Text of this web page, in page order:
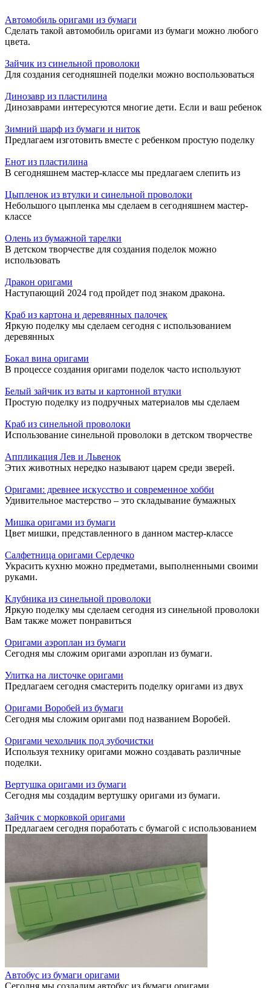
Автомобиль оригами из бумаги
Сделать такой автомобиль оригами из бумаги можно любого
цвета.
Зайчик из синельной проволоки
Для создания сегодняшней поделки можно воспользоваться
Динозавр из пластилина
Динозаврами интересуются многие дети. Если и ваш ребенок
Зимний шарф из бумаги и ниток
Предлагаем изготовить вместе с ребенком простую поделку
Енот из пластилина
В сегодняшнем мастер-классе мы предлагаем слепить из
Цыпленок из втулки и синельной проволоки
Небольшого цыпленка мы сделаем в сегодняшнем мастер-
классе
Олень из бумажной тарелки
В детском творчестве для создания поделок можно
использовать
Дракон оригами
Наступающий 2024 год пройдет под знаком дракона.
Краб из картона и деревянных палочек
Яркую поделку мы сделаем сегодня с использованием
деревянных
Бокал вина оригами
В процессе создания оригами поделок часто используют
Белый зайчик из ваты и картонной втулки
Простую поделку из подручных материалов мы сделаем
Краб из синельной проволоки
Использование синельной проволоки в детском творчестве
Аппликация Лев и Львенок
Этих животных нередко называют царем среди зверей.
Оригами: древнее искусство и современное хобби
Удивительное мастерство – это складывание бумажных
Мишка оригами из бумаги
Цвет мишки, представленного в данном мастер-классе
Салфетница оригами Сердечко
Украсить кухню можно предметами, выполненными своими
руками.
Клубника из синельной проволоки
Яркую поделку мы сделаем сегодня из синельной проволоки
Вам также может понравиться
Оригами аэроплан из бумаги
Сегодня мы сложим оригами аэроплан из бумаги.
Улитка на листочке оригами
Предлагаем сегодня смастерить поделку оригами из двух
Оригами Воробей из бумаги
Сегодня мы сложим оригами под названием Воробей.
Оригами чехольчик под зубочистки
Используя технику оригами можно создавать различные
поделки.
Вертушка оригами из бумаги
Сегодня мы создадим вертушку оригами из бумаги.
Зайчик с морковкой оригами
Предлагаем сегодня поработать с бумагой с использованием
Автобус из бумаги оригами
Сегодня мы создадим автобус из бумаги оригами.